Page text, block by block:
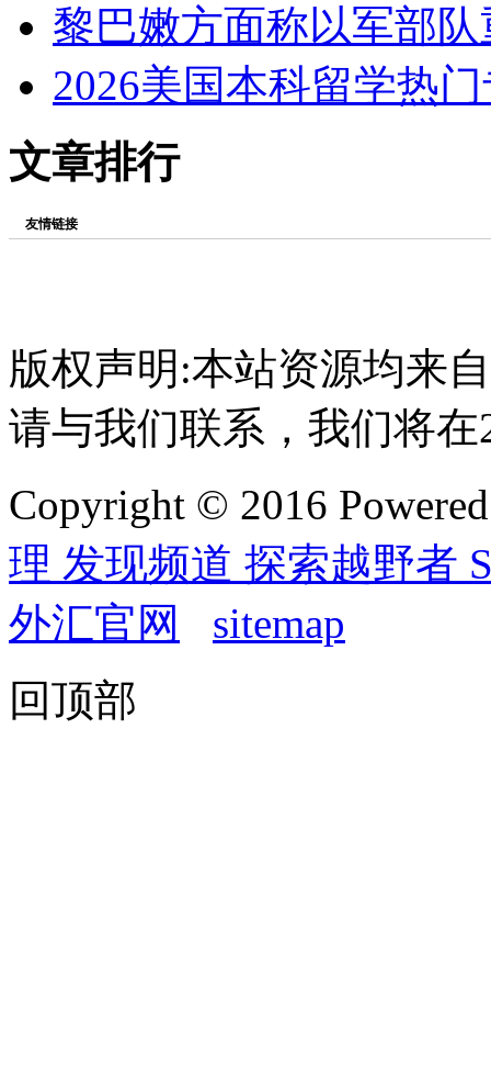
黎巴嫩方面称以军部
2026美国本科留学热
文章排行
友情链接
版权声明:本站资源均来
请与我们联系，我们将
Copyright © 2016
理 发现频道 探索越野者
外汇官网
sitemap
回顶部